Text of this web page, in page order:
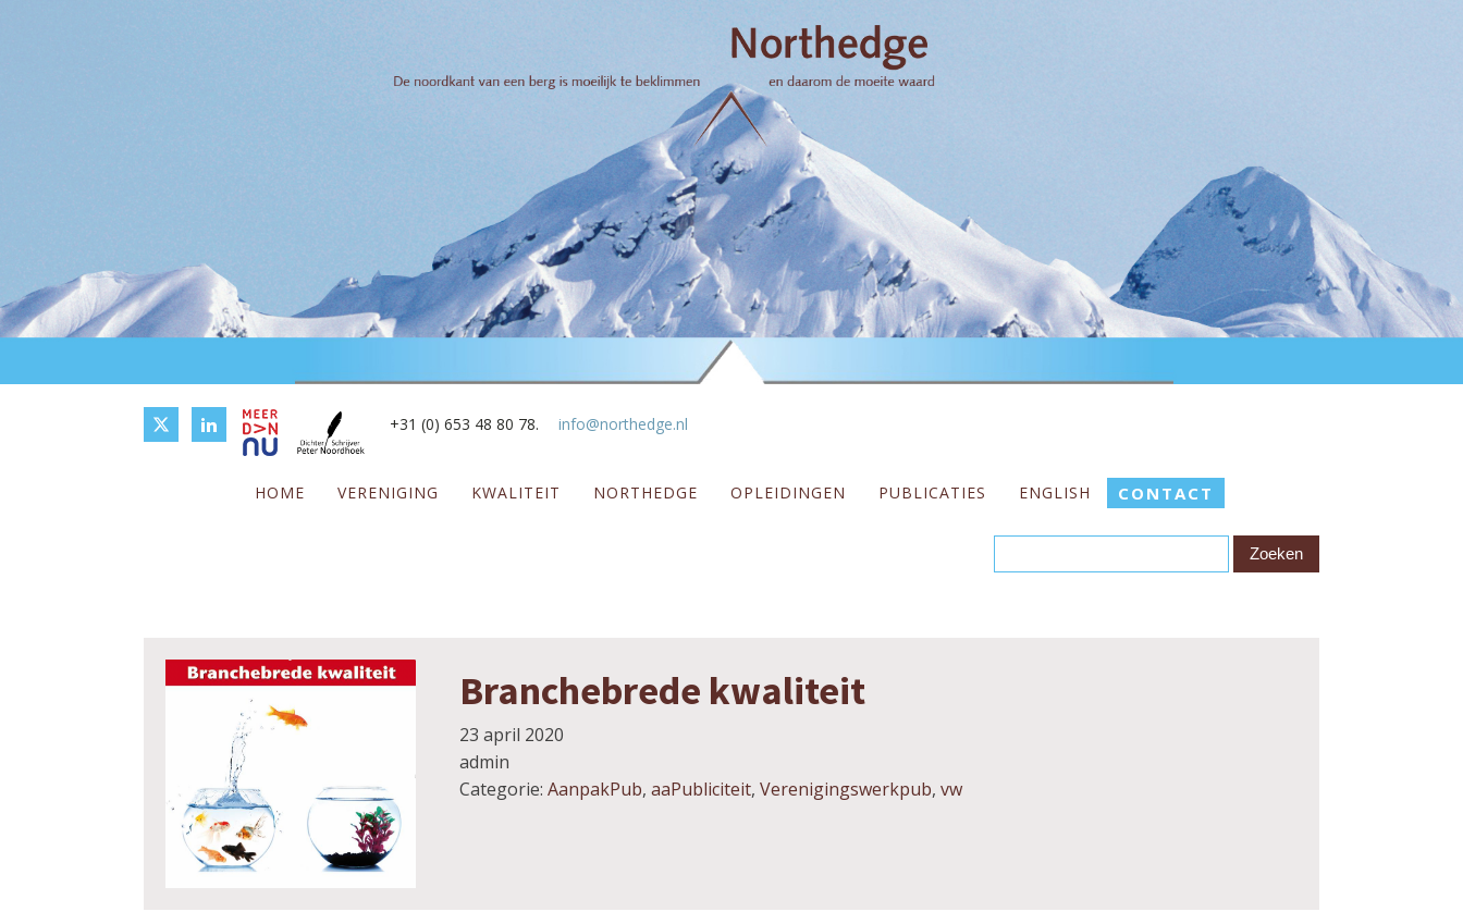
+31 (0) 653 48 80 78. info@northedge.nl
HOME VERENIGING KWALITEIT NORTHEDGE OPLEIDINGEN PUBLICATIES ENGLISH CONTACT
Branchebrede kwaliteit
23 april 2020
admin
Categorie: AanpakPub, aaPubliciteit, Verenigingswerkpub, vw